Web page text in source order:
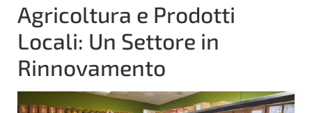
Agricoltura e Prodotti
Locali: Un Settore in
Rinnovamento